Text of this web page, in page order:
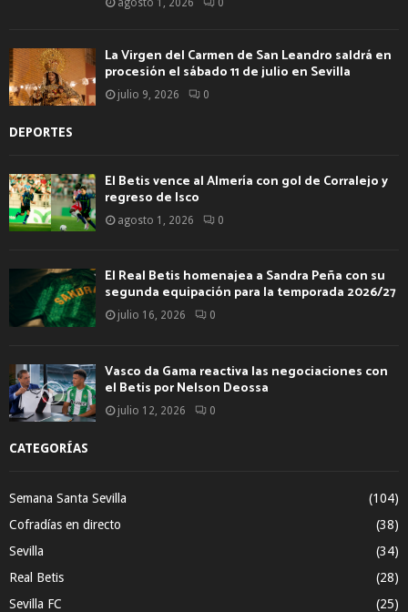
La Virgen del Carmen de San Leandro saldrá en
procesión el sábado 11 de julio en Sevilla
julio 9, 2026 0
DEPORTES
El Betis vence al Almería con gol de Corralejo y
regreso de Isco
agosto 1, 2026 0
El Real Betis homenajea a Sandra Peña con su
segunda equipación para la temporada 2026/27
julio 16, 2026 0
Vasco da Gama reactiva las negociaciones con
el Betis por Nelson Deossa
julio 12, 2026 0
CATEGORÍAS
Semana Santa Sevilla
(104)
Cofradías en directo
(38)
Sevilla
(34)
Real Betis
(28)
Sevilla FC
(25)